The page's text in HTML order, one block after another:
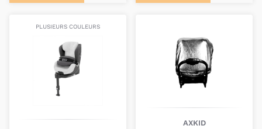
PLUSIEURS COULEURS
AXKID